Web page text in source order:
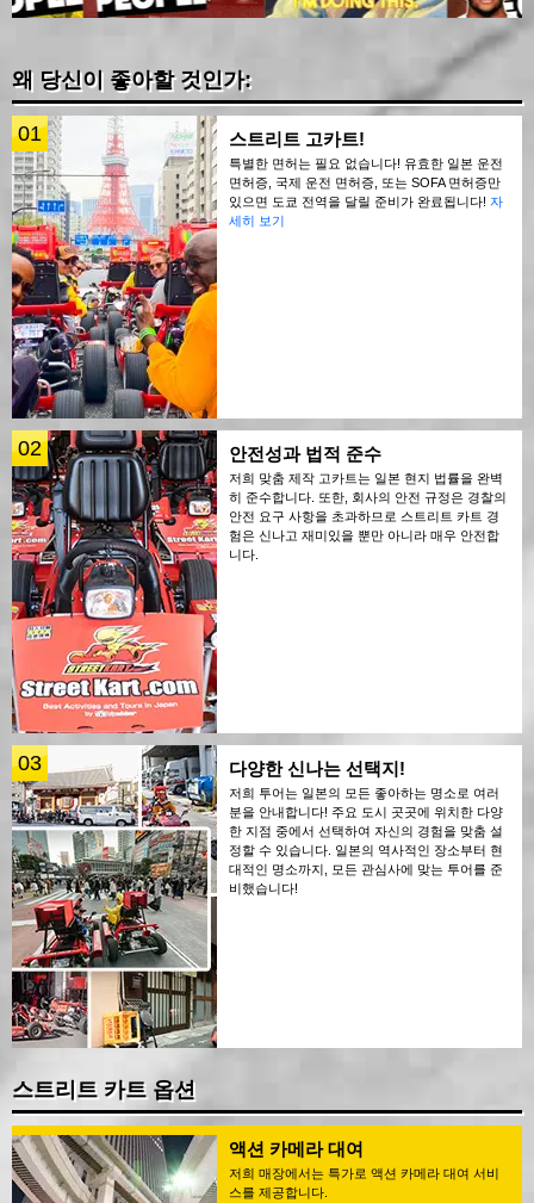
왜 당신이 좋아할 것인가:
01 스트리트 고카트!
특별한 면허는 필요 없습니다! 유효한 일본 운전
면허증, 국제 운전 면허증, 또는 SOFA 면허증만
있으면 도쿄 전역을 달릴 준비가 완료됩니다! 자
세히 보기
02 안전성과 법적 준수
저희 맞춤 제작 고카트는 일본 현지 법률을 완벽
히 준수합니다. 또한, 회사의 안전 규정은 경찰의
안전 요구 사항을 초과하므로 스트리트 카트 경
험은 신나고 재미있을 뿐만 아니라 매우 안전합
니다.
03 다양한 신나는 선택지!
저희 투어는 일본의 모든 좋아하는 명소로 여러
분을 안내합니다! 주요 도시 곳곳에 위치한 다양
한 지점 중에서 선택하여 자신의 경험을 맞춤 설
정할 수 있습니다. 일본의 역사적인 장소부터 현
대적인 명소까지, 모든 관심사에 맞는 투어를 준
비했습니다!
스트리트 카트 옵션
액션 카메라 대여
저희 매장에서는 특가로 액션 카메라 대여 서비
스를 제공합니다.